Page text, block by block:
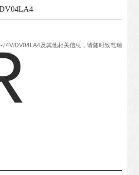
DV04LA4及其他相关信息，请随时致电瑞
题。